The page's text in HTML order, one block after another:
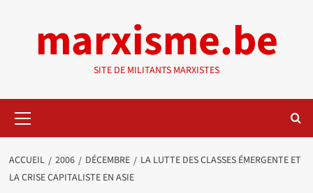
marxisme.be
SITE DE MILITANTS MARXISTES
principal
ACCUEIL 2006 DÉCEMBRE
LA LUTTE DES CLASSES ÉMERGENTE ET
LA CRISE CAPITALISTE EN ASIE